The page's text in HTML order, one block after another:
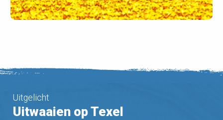
Uitgelicht
Uitwaaien op Texel